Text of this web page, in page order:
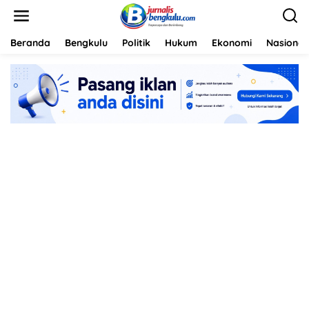
Beranda Bengkulu Politik Hukum Ekonomi Nasional